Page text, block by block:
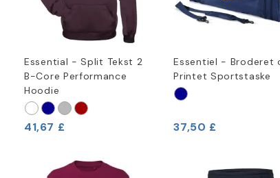
Essential - Split Tekst 2
B-Core Performance
Hoodie
41,67 £
Essentiel - Broderet
Printet Sportstaske
37,50 £